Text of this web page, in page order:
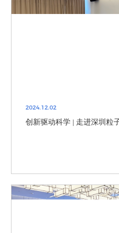
2024.12.02
创新驱动科学 | 走进深圳粒